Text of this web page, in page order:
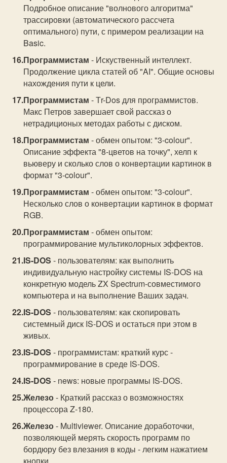
Подробное описание "волнового алгоритма"
трассировки (автоматического рассчета
оптимального) пути, с примером реализации на
Basic.
Программистам - Искуственный интеллект.
Продолжение цикла статей об "AI". Общие основы
нахождения пути к цели.
Программистам - Тr-Dos для программистов.
Макс Петров завершает свой рассказ о
нетрадиционых методах работы с диском.
Программистам - обмен опытом: "3-colour".
Описание эффекта "8-цветов на точку", хелп к
вьюверу и сколько слов о конвертации картинок в
формат "3-colour".
Программистам - обмен опытом: "3-colour".
Несколько слов о конвертации картинок в формат
RGB.
Программистам - обмен опытом:
программирование мультиколорных эффектов.
IS-DOS - пользователям: как выполнить
индивидуальную настройку системы IS-DOS на
конкретную модель ZX Spectrum-совместимого
компьютера и на выполнение Ваших задач.
IS-DOS - пользователям: как скопировать
системный диск IS-DOS и остаться при этом в
живых.
IS-DOS - программистам: краткий курс -
программирование в среде IS-DOS.
IS-DOS - news: новые программы IS-DOS.
Железо- Краткий рассказ о возможностях
процессора Z-180.
Железо- Multiviewer. Описание доработочки,
позволяющей мерять скорость программ по
бордюру без влезания в коды - легким нажатием